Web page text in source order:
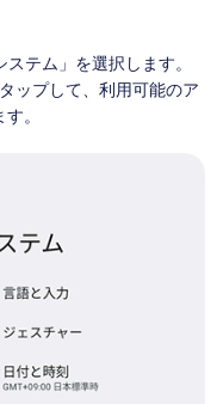
テム」を選択します。
ップして、利用可能のア
。